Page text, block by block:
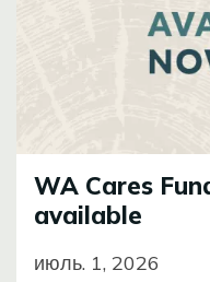
WA Cares
available
июль. 1, 2026